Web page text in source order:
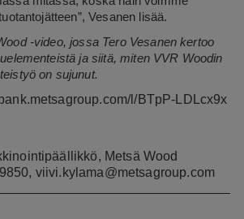
Vesanen lisää.
-video, jossa Tero Vesanen kertoo
ja siitä, miten VVR Woodin
on sujunut.
l/BTpP-LDLcx9x
Metsä Wood
viivi.kylama@metsagroup.com